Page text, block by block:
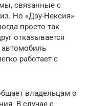
связанные с
Но «Дэу-Нексия»
просто так
отказывается
работает с
владельцам о
В случае с